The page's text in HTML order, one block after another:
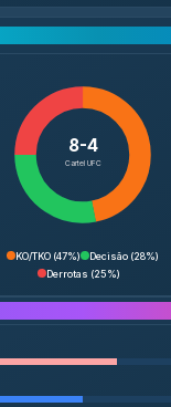
8-4
Cartel UFC
KO/TKO (47%) Decisão (28%)
Derrotas (25%)